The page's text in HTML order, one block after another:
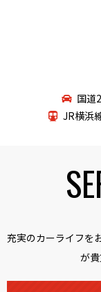
国道
JR横浜
充実のカーライフを
が